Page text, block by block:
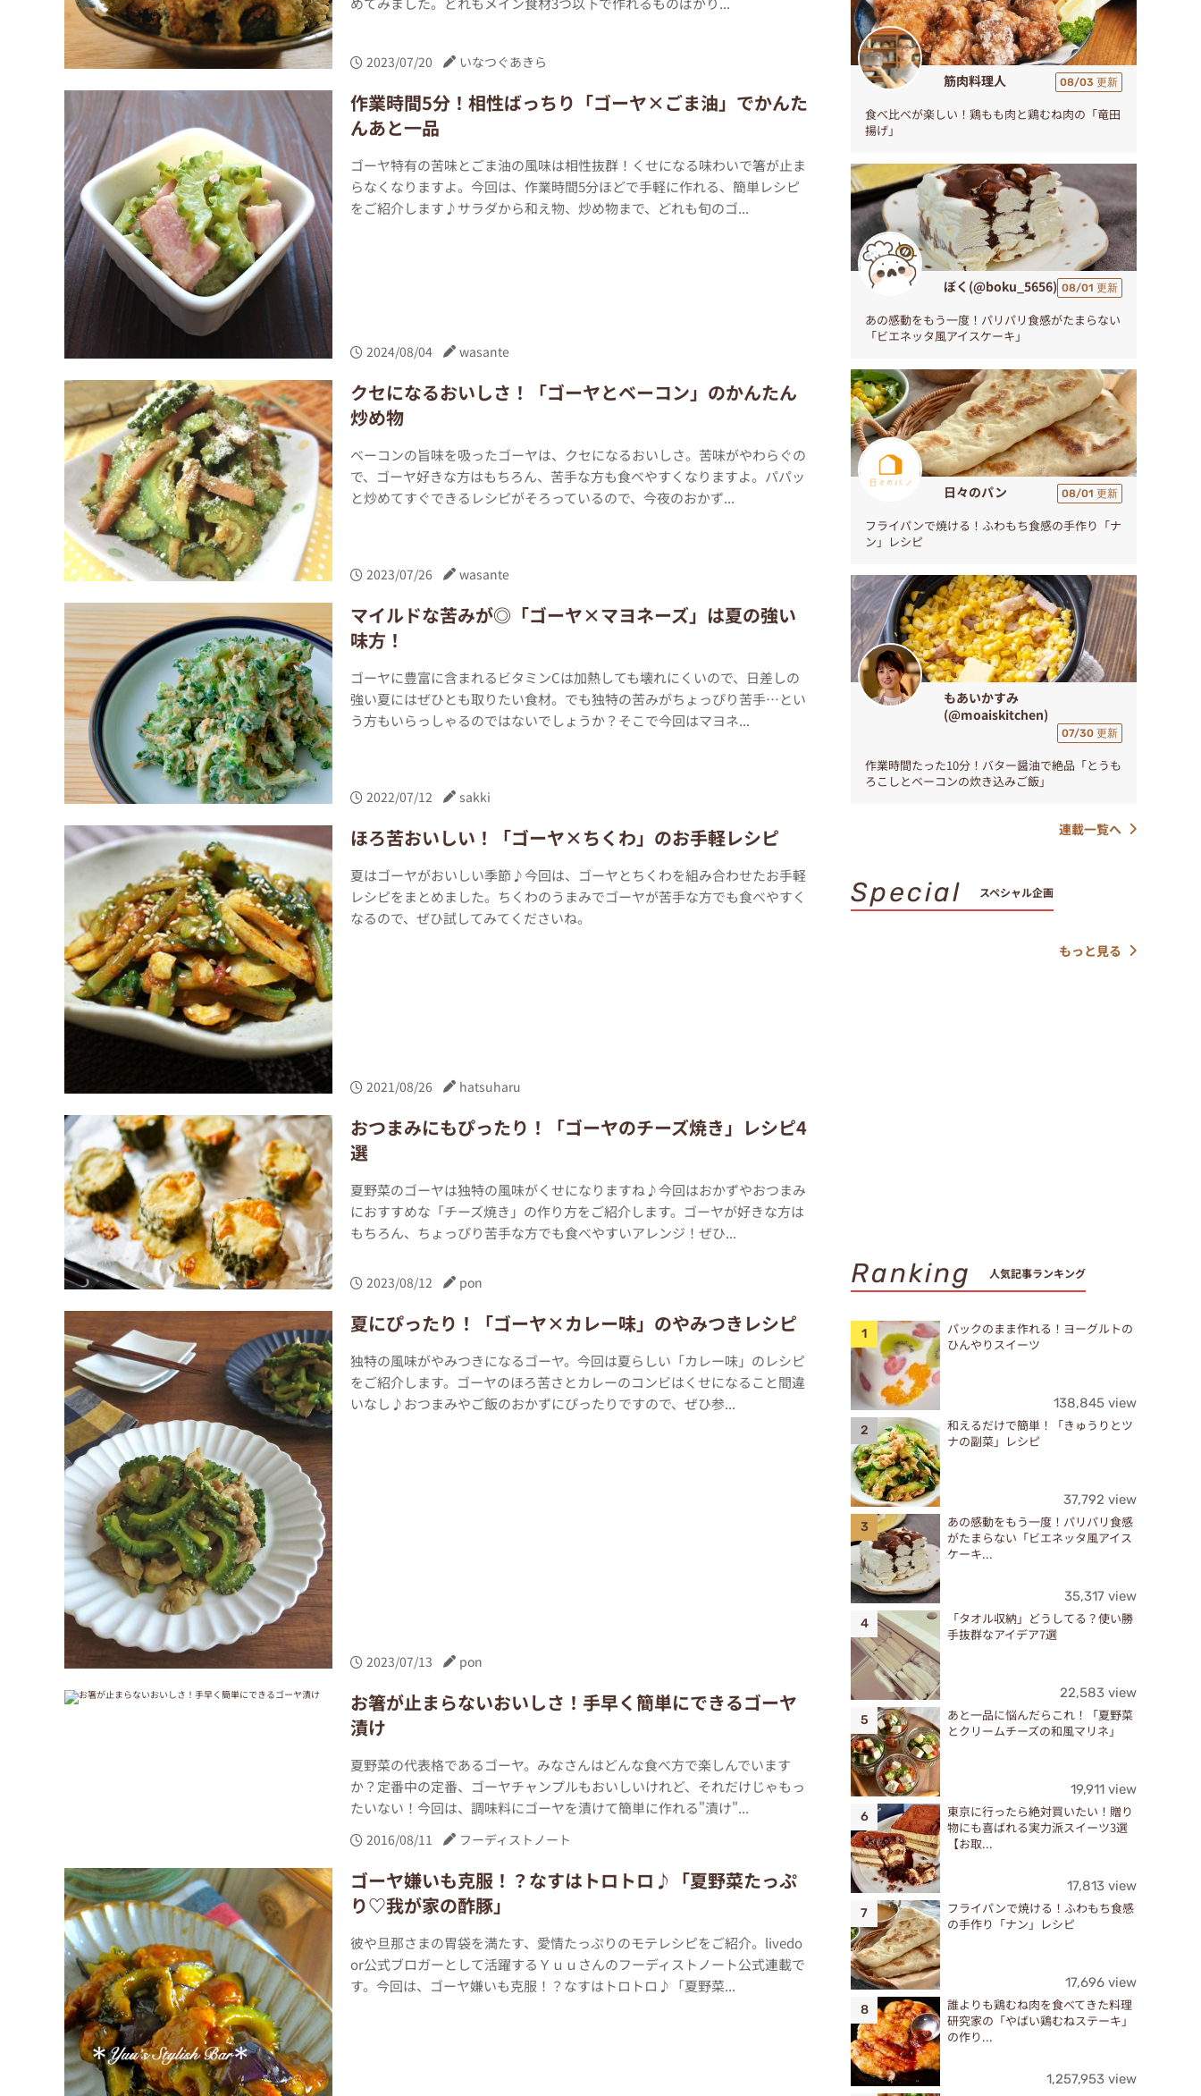
2023/07/20 いなつぐあきら
作業時間5分！相性ばっちり「ゴーヤ×ごま油」でかんた
んあと一品
ゴーヤ特有の苦味とごま油の風味は相性抜群！くせになる味わいで箸が止ま
らなくなりますよ。今回は、作業時間5分ほどで手軽に作れる、簡単レシピ
をご紹介します♪サラダから和え物、炒め物まで、どれも旬のゴ...
2024/08/04 wasante
クセになるおいしさ！「ゴーヤとベーコン」のかんたん
炒め物
ベーコンの旨味を吸ったゴーヤは、クセになるおいしさ。苦味がやわらぐの
で、ゴーヤ好きな方はもちろん、苦手な方も食べやすくなりますよ。パパッ
と炒めてすぐできるレシピがそろっているので、今夜のおかず...
2023/07/26 wasante
マイルドな苦みが◎「ゴーヤ×マヨネーズ」は夏の強い
味方！
ゴーヤに豊富に含まれるビタミンCは加熱しても壊れにくいので、日差しの
強い夏にはぜひとも取りたい食材。でも独特の苦みがちょっぴり苦手…とい
う方もいらっしゃるのではないでしょうか？そこで今回はマヨネ...
2022/07/12 sakki
ほろ苦おいしい！「ゴーヤ×ちくわ」のお手軽レシピ
夏はゴーヤがおいしい季節♪今回は、ゴーヤとちくわを組み合わせたお手軽
レシピをまとめました。ちくわのうまみでゴーヤが苦手な方でも食べやすく
なるので、ぜひ試してみてくださいね。
2021/08/26 hatsuharu
おつまみにもぴったり！「ゴーヤのチーズ焼き」レシピ4
選
夏野菜のゴーヤは独特の風味がくせになりますね♪今回はおかずやおつまみ
におすすめな「チーズ焼き」の作り方をご紹介します。ゴーヤが好きな方は
もちろん、ちょっぴり苦手な方でも食べやすいアレンジ！ぜひ...
2023/08/12 pon
夏にぴったり！「ゴーヤ×カレー味」のやみつきレシピ
独特の風味がやみつきになるゴーヤ。今回は夏らしい「カレー味」のレシピ
をご紹介します。ゴーヤのほろ苦さとカレーのコンビはくせになること間違
いなし♪おつまみやご飯のおかずにぴったりですので、ぜひ参...
2023/07/13 pon
お箸が止まらないおいしさ！手早く簡単にできるゴーヤ
漬け
夏野菜の代表格であるゴーヤ。みなさんはどんな食べ方で楽しんでいます
か？定番中の定番、ゴーヤチャンプルもおいしいけれど、それだけじゃもっ
たいない！今回は、調味料にゴーヤを漬けて簡単に作れる"漬け"...
2016/08/11 フーディストノート
ゴーヤ嫌いも克服！？なすはトロトロ♪「夏野菜たっぷ
り♡我が家の酢豚」
彼や旦那さまの胃袋を満たす、愛情たっぷりのモテレシピをご紹介。livedo
or公式ブロガーとして活躍するＹｕｕさんのフーディストノート公式連載で
す。今回は、ゴーヤ嫌いも克服！？なすはトロトロ♪「夏野菜...
筋肉料理人 08/03 更新
食べ比べが楽しい！鶏もも肉と鶏むね肉の「竜田
揚げ」
ぼく(@boku_5656) 08/01 更新
あの感動をもう一度！パリパリ食感がたまらない
「ビエネッタ風アイスケーキ」
日々のパン 08/01 更新
フライパンで焼ける！ふわもち食感の手作り「ナ
ン」レシピ
もあいかすみ
(@moaiskitchen)
07/30 更新
作業時間たった10分！バター醤油で絶品「とうも
ろこしとベーコンの炊き込みご飯」
連載一覧へ
Special スペシャル企画
もっと見る
Ranking 人気記事ランキング
パックのまま作れる！ヨーグルトの
ひんやりスイーツ
138,845 view
和えるだけで簡単！「きゅうりとツ
ナの副菜」レシピ
37,792 view
あの感動をもう一度！パリパリ食感
がたまらない「ビエネッタ風アイス
ケーキ...
35,317 view
「タオル収納」どうしてる？使い勝
手抜群なアイデア7選
22,583 view
あと一品に悩んだらこれ！「夏野菜
とクリームチーズの和風マリネ」
19,911 view
東京に行ったら絶対買いたい！贈り
物にも喜ばれる実力派スイーツ3選
【お取...
17,813 view
フライパンで焼ける！ふわもち食感
の手作り「ナン」レシピ
17,696 view
誰よりも鶏むね肉を食べてきた料理
研究家の「やばい鶏むねステーキ」
の作り...
1,257,953 view